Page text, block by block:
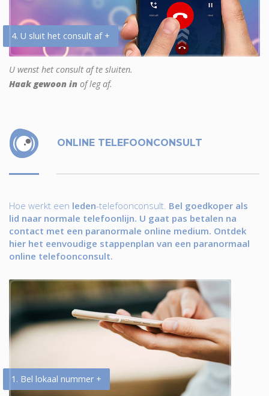
4. U sluit het consult af +
U wenst het consult af te sluiten.
Haak gewoon in of leg af.
ONLINE TELEFOONCONSULT
Hoe werkt een leden-telefoonconsult. Bel goedkoper als
lid naar normale telefoonlijn. U gaat pas betalen na
contact met een paranormale online medium. Ontdek
hier het eenvoudige stappenplan van een paranormaal
online telefoonconsult.
1. Bel lokaal nummer +